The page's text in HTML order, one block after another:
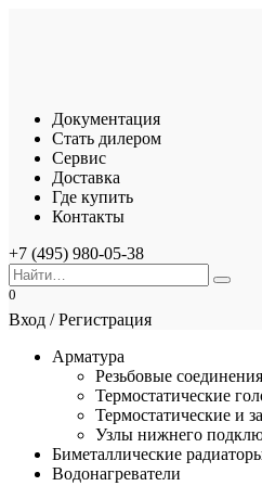
Документация
Стать дилером
Сервис
Доставка
Где купить
Контакты
+7 (495) 980-05-38
Search
for:
0
Вход / Регистрация
Арматура
Резьбовые соединения
Термостатические
Термостатические и
Узлы нижнего
Биметаллические
Водонагреватели